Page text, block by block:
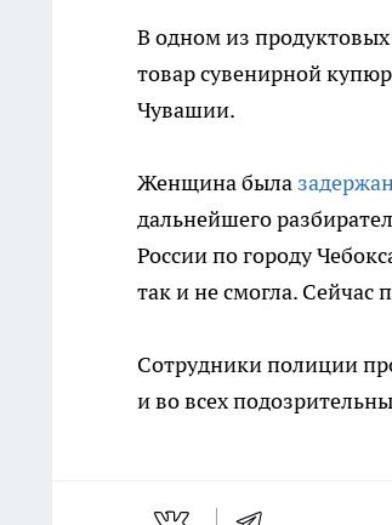
В одном из продуктовых
товар сувенирной
Чувашии.
Женщина была
дальнейшего
России по городу
так и не смогла. Сейчас
Сотрудники полиции
и во всех